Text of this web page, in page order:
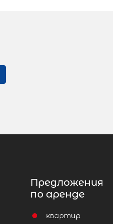
Предложения
по аренде
квартир